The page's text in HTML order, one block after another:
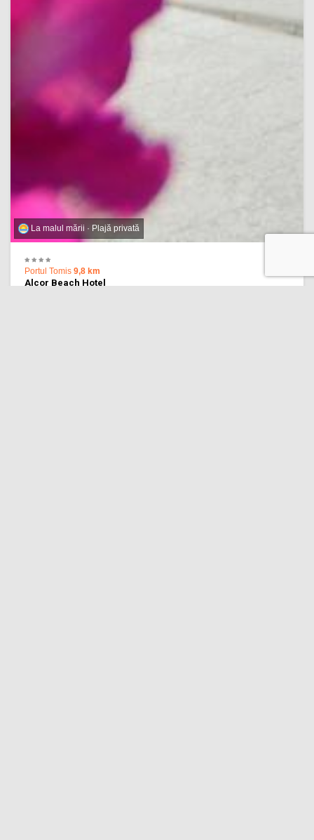
La malul mării · Plajă privată
Portul Tomis 9,8 km
Alcor Beach Hotel